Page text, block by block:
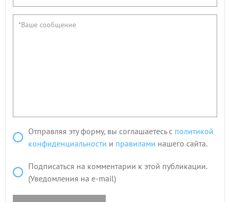
Отправляя эту форму, вы соглашаетесь с политикой
конфиденциальности и правилами нашего сайта.
Подписаться на комментарии к этой публикации.
(Уведомления на e-mail)